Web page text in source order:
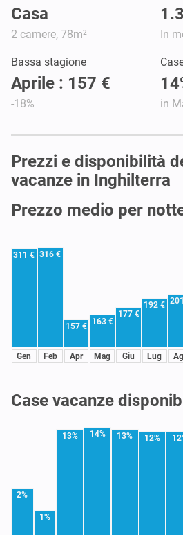
Casa
2 camere, 78m² In
Bassa stagione
Aprile : 157 €
-18% in
Prezzi e disponibilità
vacanze in Inghilterra
Prezzo medio per
311 €
Gen
316 €
Feb
157 €
Apr
163 €
Mag
177 €
Giu
192 €
Lug
Case vacanze
2%
1%
13% 14% 13% 12%